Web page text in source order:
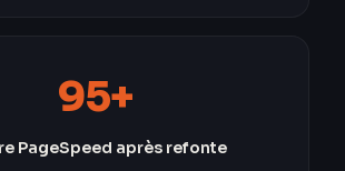
95+
PageSpeed après refonte